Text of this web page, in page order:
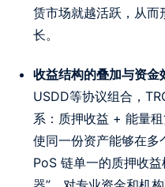
赁市场就越活跃，从而
长。
收益结构的叠加与资金
USDD等协议组合，
系：质押收益 + 能量
使同一份资产能够在
PoS 链单一的质押收